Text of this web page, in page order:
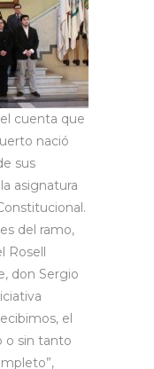
cuenta que
nació
sus
asignatura
del ramo,
Rosell
don Sergio
el
o sin tanto